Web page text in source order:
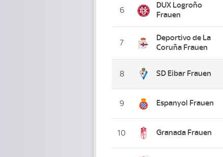
6
DUX Logroño
Frauen
7
Deportivo de La
Coruña Frauen
8 SD Eibar Frauen
9 Espanyol Frauen
10 Granada Frauen